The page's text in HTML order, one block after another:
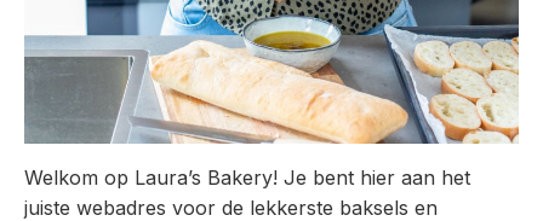
Welkom op Laura’s Bakery! Je bent hier aan het
juiste webadres voor de lekkerste baksels en